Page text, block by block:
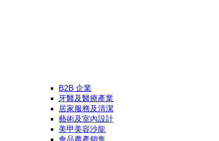
B2B 企業
牙醫及醫療產業
居家服務及清潔
藝術及室內設計
美甲美容沙龍
食品農產銷售